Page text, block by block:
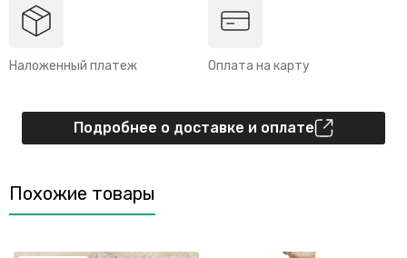
Наложенный платеж Оплата на карту
Подробнее о доставке и оплате
Похожие товары